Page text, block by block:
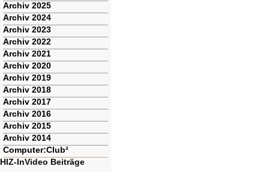
Archiv 2025
Archiv 2024
Archiv 2023
Archiv 2022
Archiv 2021
Archiv 2020
Archiv 2019
Archiv 2018
Archiv 2017
Archiv 2016
Archiv 2015
Archiv 2014
Computer:Club²
HIZ-InVideo Beiträge